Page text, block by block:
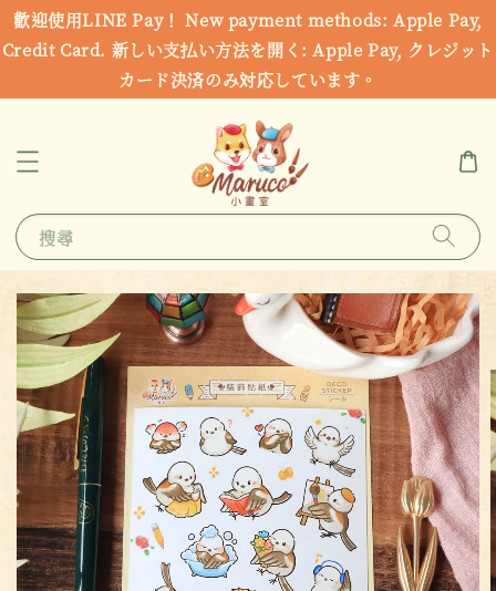
歡迎使用LINE Pay！ New payment methods: Apple Pay,
Credit Card. 新しい支払い方法を開く: Apple Pay, クレジット
カード決済のみ対応しています。
搜尋